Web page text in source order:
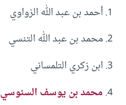
أحمد بن عبد الله الزواوي
محمد بن عبد الله التنسي
ابن زكري التلمساني
محمد بن يوسف السنوسي